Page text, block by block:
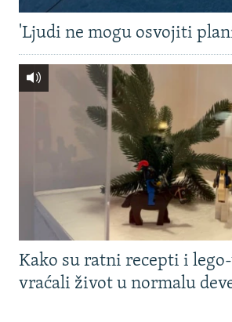
'Ljudi ne mogu osvojiti
Kako su ratni recepti i
vraćali život u normalu